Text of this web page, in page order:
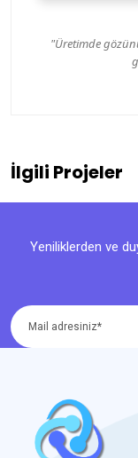
"Üretimde
İlgili Projeler
Yeniliklerden ve